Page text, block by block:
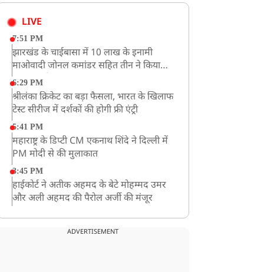
LIVE
7:51 PM
झारखंड के चाईबासा में 10 लाख के इनामी
माओवादी जोनल कमांडर सहित तीन ने किया
आत्मसमर्पण
6:29 PM
श्रीलंका क्रिकेट का बड़ा फैसला, भारत के खिलाफ
टेस्ट सीरीज में दर्शकों की होगी फ्री एंट्री
5:41 PM
महाराष्ट्र के डिप्टी CM एकनाथ शिंदे ने दिल्ली में
PM मोदी से की मुलाकात
3:45 PM
हाईकोर्ट ने अतीक अहमद के बेटे मोहम्मद उमर
और अली अहमद की पैरोल अर्जी की मंजूर
CM योगी का सपा पर हमला, कहा- वोट बैंक की
ADVERTISEMENT